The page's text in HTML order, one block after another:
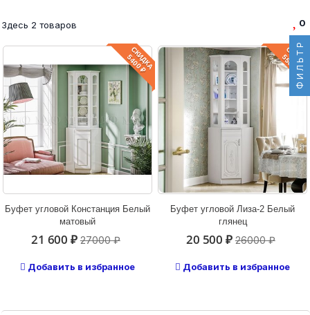
0
Здесь 2 товаров
СКИДКА
5400 ₽
Буфет угловой Констанция Белый
матовый
21 600 ₽ 27000 ₽
Добавить в избранное
СКИДКА
5500 ₽
Буфет угловой Лиза-2 Белый
глянец
20 500 ₽ 26000 ₽
Добавить в избранное
ФИЛЬТР